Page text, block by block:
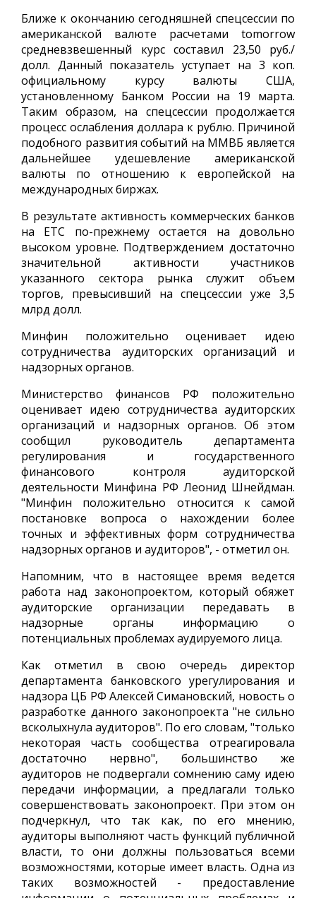
Ближе к окончанию сегодняшней спецсессии по
американской валюте расчетами tomorrow
средневзвешенный курс составил 23,50 руб./
долл. Данный показатель уступает на 3 коп.
официальному курсу валюты США,
установленному Банком России на 19 марта.
Таким образом, на спецсессии продолжается
процесс ослабления доллара к рублю. Причиной
подобного развития событий на ММВБ является
дальнейшее удешевление американской
валюты по отношению к европейской на
международных биржах.
В результате активность коммерческих банков
на ЕТС по-прежнему остается на довольно
высоком уровне. Подтверждением достаточно
значительной активности участников
указанного сектора рынка служит объем
торгов, превысивший на спецсессии уже 3,5
млрд долл.
Минфин положительно оценивает идею
сотрудничества аудиторских организаций и
надзорных органов.
Министерство финансов РФ положительно
оценивает идею сотрудничества аудиторских
организаций и надзорных органов. Об этом
сообщил руководитель департамента
регулирования и государственного
финансового контроля аудиторской
деятельности Минфина РФ Леонид Шнейдман.
"Минфин положительно относится к самой
постановке вопроса о нахождении более
точных и эффективных форм сотрудничества
надзорных органов и аудиторов", - отметил он.
Напомним, что в настоящее время ведется
работа над законопроектом, который обяжет
аудиторские организации передавать в
надзорные органы информацию о
потенциальных проблемах аудируемого лица.
Как отметил в свою очередь директор
департамента банковского урегулирования и
надзора ЦБ РФ Алексей Симановский, новость о
разработке данного законопроекта "не сильно
всколыхнула аудиторов". По его словам, "только
некоторая часть сообщества отреагировала
достаточно нервно", большинство же
аудиторов не подвергали сомнению саму идею
передачи информации, а предлагали только
совершенствовать законопроект. При этом он
подчеркнул, что так как, по его мнению,
аудиторы выполняют часть функций публичной
власти, то они должны пользоваться всеми
возможностями, которые имеет власть. Одна из
таких возможностей - предоставление